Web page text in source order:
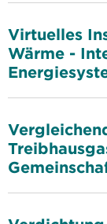
Virtuelles
Wärme -